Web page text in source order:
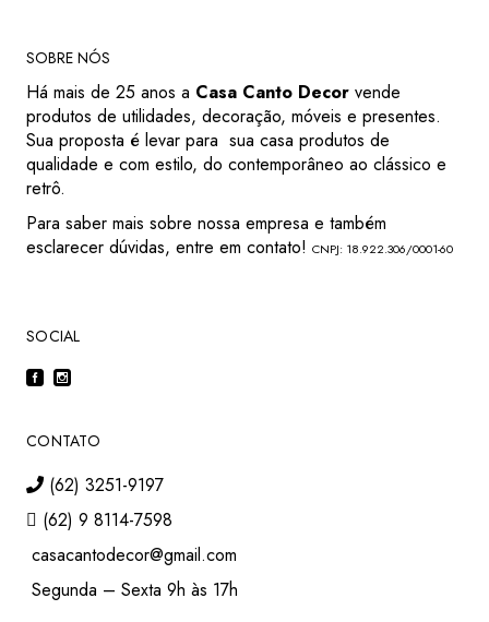
SOBRE NÓS
Há mais de 25 anos a Casa Canto Decor vende
produtos de utilidades, decoração, móveis e presentes.
Sua proposta é levar para sua casa produtos de
qualidade e com estilo, do contemporâneo ao clássico e
retrô.
Para saber mais sobre nossa empresa e também
esclarecer dúvidas, entre em contato! CNPJ: 18.922.306/0001-60
SOCIAL
CONTATO
(62) 3251-9197
(62) 9 8114-7598
casacantodecor@gmail.com
Segunda – Sexta 9h às 17h